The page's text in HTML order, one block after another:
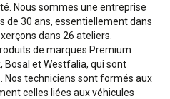
Nous sommes une entreprise
de 30 ans, essentiellement dans
dans 26 ateliers.
de marques Premium
Bosal et Westfalia, qui sont
Nos techniciens sont formés aux
celles liées aux véhicules